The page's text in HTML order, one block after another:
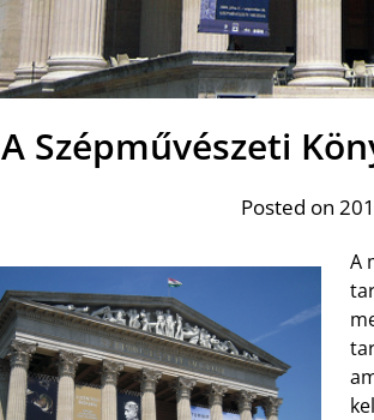
A Szépművészeti
Posted on
A